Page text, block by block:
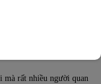
mà rất nhiều người quan